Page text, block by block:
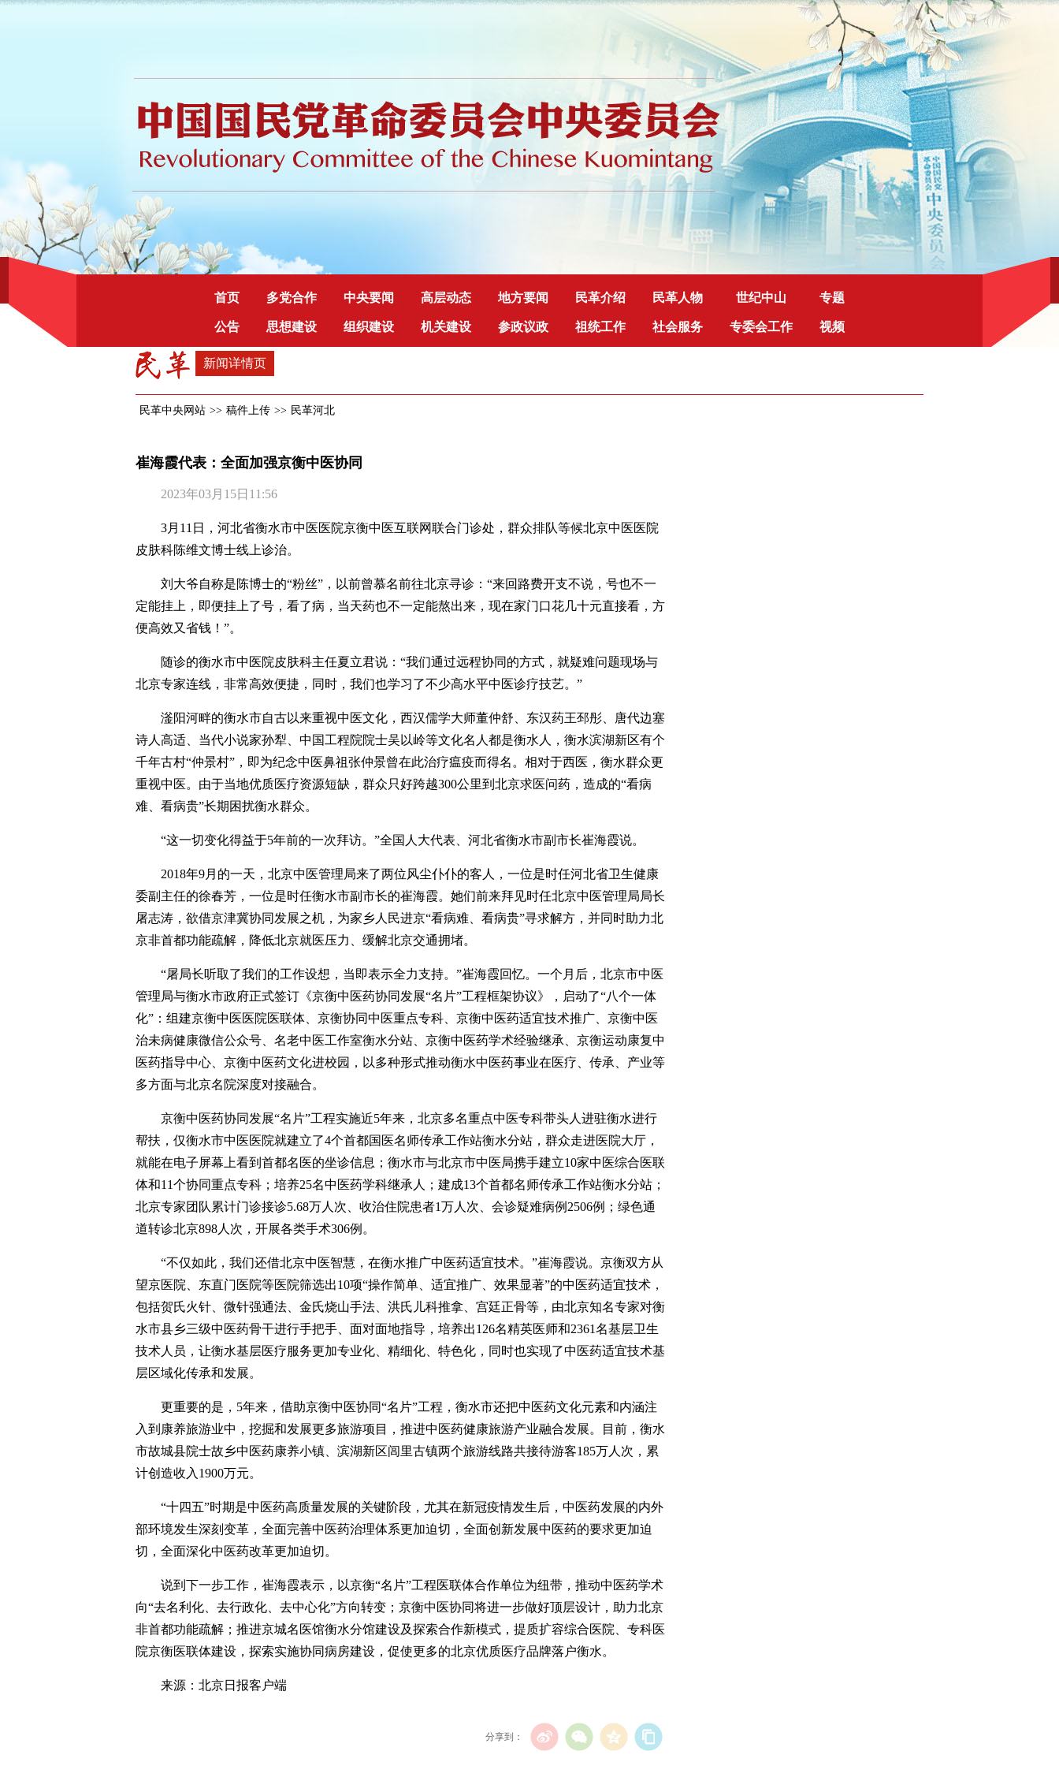
首页 多党合作 中央要闻 高层动态 地方要闻 民革介绍 民革人物 世纪中山 专题
公告 思想建设 组织建设 机关建设 参政议政 祖统工作 社会服务 专委会工作 视频
新闻详情页
民革中央网站 >> 稿件上传 >> 民革河北
崔海霞代表：全面加强京衡中医协同
2023年03月15日11:56
3月11日，河北省衡水市中医医院京衡中医互联网联合门诊处，群众排队等候北京中医医院
皮肤科陈维文博士线上诊治。
刘大爷自称是陈博士的“粉丝”，以前曾慕名前往北京寻诊：“来回路费开支不说，号也不一
定能挂上，即便挂上了号，看了病，当天药也不一定能熬出来，现在家门口花几十元直接看，方
便高效又省钱！”。
随诊的衡水市中医院皮肤科主任夏立君说：“我们通过远程协同的方式，就疑难问题现场与
北京专家连线，非常高效便捷，同时，我们也学习了不少高水平中医诊疗技艺。”
滏阳河畔的衡水市自古以来重视中医文化，西汉儒学大师董仲舒、东汉药王邳彤、唐代边塞
诗人高适、当代小说家孙犁、中国工程院院士吴以岭等文化名人都是衡水人，衡水滨湖新区有个
千年古村“仲景村”，即为纪念中医鼻祖张仲景曾在此治疗瘟疫而得名。相对于西医，衡水群众更
重视中医。由于当地优质医疗资源短缺，群众只好跨越300公里到北京求医问药，造成的“看病
难、看病贵”长期困扰衡水群众。
“这一切变化得益于5年前的一次拜访。”全国人大代表、河北省衡水市副市长崔海霞说。
2018年9月的一天，北京中医管理局来了两位风尘仆仆的客人，一位是时任河北省卫生健康
委副主任的徐春芳，一位是时任衡水市副市长的崔海霞。她们前来拜见时任北京中医管理局局长
屠志涛，欲借京津冀协同发展之机，为家乡人民进京“看病难、看病贵”寻求解方，并同时助力北
京非首都功能疏解，降低北京就医压力、缓解北京交通拥堵。
“屠局长听取了我们的工作设想，当即表示全力支持。”崔海霞回忆。一个月后，北京市中医
管理局与衡水市政府正式签订《京衡中医药协同发展“名片”工程框架协议》，启动了“八个一体
化”：组建京衡中医医院医联体、京衡协同中医重点专科、京衡中医药适宜技术推广、京衡中医
治未病健康微信公众号、名老中医工作室衡水分站、京衡中医药学术经验继承、京衡运动康复中
医药指导中心、京衡中医药文化进校园，以多种形式推动衡水中医药事业在医疗、传承、产业等
多方面与北京名院深度对接融合。
京衡中医药协同发展“名片”工程实施近5年来，北京多名重点中医专科带头人进驻衡水进行
帮扶，仅衡水市中医医院就建立了4个首都国医名师传承工作站衡水分站，群众走进医院大厅，
就能在电子屏幕上看到首都名医的坐诊信息；衡水市与北京市中医局携手建立10家中医综合医联
体和11个协同重点专科；培养25名中医药学科继承人；建成13个首都名师传承工作站衡水分站；
北京专家团队累计门诊接诊5.68万人次、收治住院患者1万人次、会诊疑难病例2506例；绿色通
道转诊北京898人次，开展各类手术306例。
“不仅如此，我们还借北京中医智慧，在衡水推广中医药适宜技术。”崔海霞说。京衡双方从
望京医院、东直门医院等医院筛选出10项“操作简单、适宜推广、效果显著”的中医药适宜技术，
包括贺氏火针、微针强通法、金氏烧山手法、洪氏儿科推拿、宫廷正骨等，由北京知名专家对衡
水市县乡三级中医药骨干进行手把手、面对面地指导，培养出126名精英医师和2361名基层卫生
技术人员，让衡水基层医疗服务更加专业化、精细化、特色化，同时也实现了中医药适宜技术基
层区域化传承和发展。
更重要的是，5年来，借助京衡中医协同“名片”工程，衡水市还把中医药文化元素和内涵注
入到康养旅游业中，挖掘和发展更多旅游项目，推进中医药健康旅游产业融合发展。目前，衡水
市故城县院士故乡中医药康养小镇、滨湖新区闾里古镇两个旅游线路共接待游客185万人次，累
计创造收入1900万元。
“十四五”时期是中医药高质量发展的关键阶段，尤其在新冠疫情发生后，中医药发展的内外
部环境发生深刻变革，全面完善中医药治理体系更加迫切，全面创新发展中医药的要求更加迫
切，全面深化中医药改革更加迫切。
说到下一步工作，崔海霞表示，以京衡“名片”工程医联体合作单位为纽带，推动中医药学术
向“去名利化、去行政化、去中心化”方向转变；京衡中医协同将进一步做好顶层设计，助力北京
非首都功能疏解；推进京城名医馆衡水分馆建设及探索合作新模式，提质扩容综合医院、专科医
院京衡医联体建设，探索实施协同病房建设，促使更多的北京优质医疗品牌落户衡水。
来源：北京日报客户端
分享到：